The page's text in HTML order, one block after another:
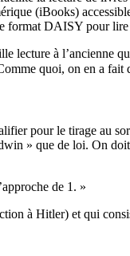
(iBooks)
format DAISY pour
lecture à l’ancienne
quoi, on en a
pour le tirage au
» que de loi. On
de 1. »
à Hitler) et qui